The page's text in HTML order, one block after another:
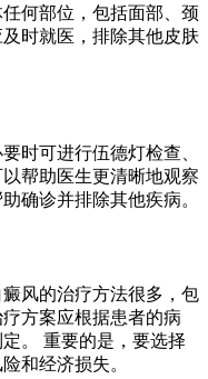
何部位，包括面部、颈
时就医，排除其他皮肤
时可进行伍德灯检查、
帮助医生更清晰地观察
确诊并排除其他疾病。
风的治疗方法很多，包
方案应根据患者的病
。 重要的是，要选择
和经济损失。